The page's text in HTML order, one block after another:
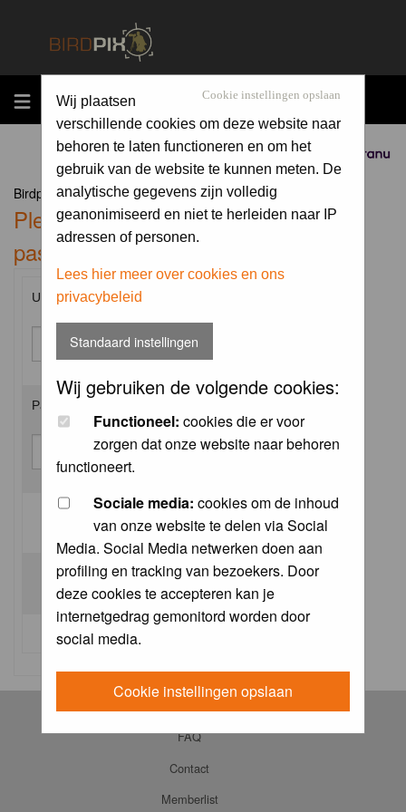
MENU
Sponsored by
Cookie instellingen opslaan
Wij plaatsen
verschillende cookies om deze website naar
behoren te laten functioneren en om het
gebruik van de website te kunnen meten. De
analytische gegevens zijn volledig
geanonimiseerd en niet te herleiden naar IP
adressen of personen.
Lees hier meer over cookies en ons
privacybeleid
Standaard instellingen
Wij gebruiken de volgende cookies:
Functioneel: cookies die er voor
zorgen dat onze website naar behoren
functioneert.
Sociale media: cookies om de inhoud
van onze website te delen via Social
Media. Social Media netwerken doen aan
profiling en tracking van bezoekers. Door
deze cookies te accepteren kan je
internetgedrag gemonitord worden door
social media.
Cookie instellingen opslaan
Birdpix.nl Forum Index
Please enter your username and
password to log in.
Username:
Password:
Log me on automatically each visit:
I forgot my password
FAQ
Contact
Memberlist